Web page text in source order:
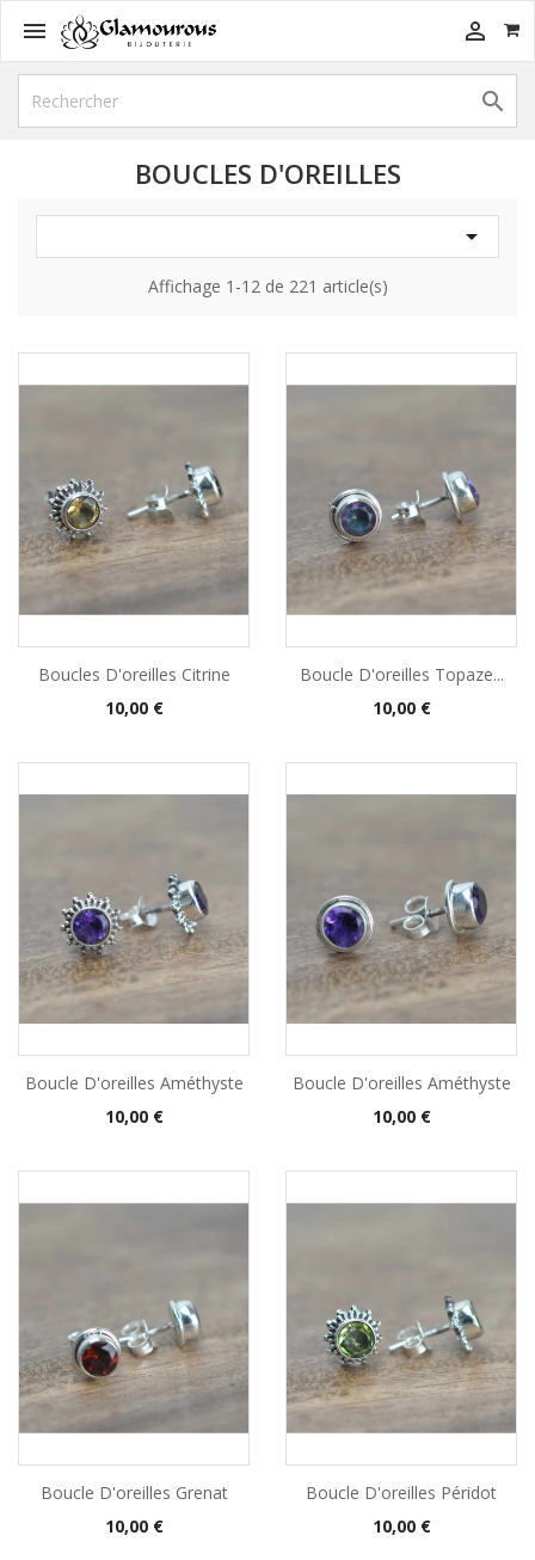
 

BOUCLES D'OREILLES

Affichage 1-12 de 221 article(s)
Boucles D'oreilles Citrine
Prix
10,00 €
Boucle D'oreilles Topaze...
Prix
10,00 €
Boucle D'oreilles Améthyste
Prix
10,00 €
Boucle D'oreilles Améthyste
Prix
10,00 €
Boucle D'oreilles Grenat
Prix
10,00 €
Boucle D'oreilles Péridot
Prix
10,00 €